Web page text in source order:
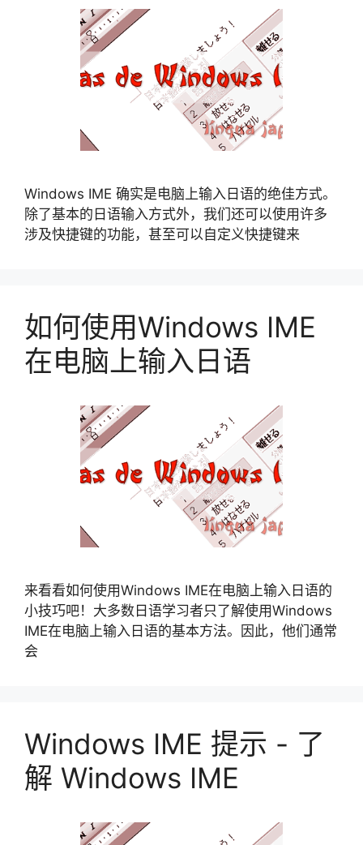
Windows IME 确实是电脑上输入日语的绝佳方式。
除了基本的日语输入方式外，我们还可以使用许多
涉及快捷键的功能，甚至可以自定义快捷键来
如何使用Windows IME
在电脑上输入日语
来看看如何使用Windows IME在电脑上输入日语的
小技巧吧！大多数日语学习者只了解使用Windows
IME在电脑上输入日语的基本方法。因此，他们通常
会
Windows IME 提示 - 了
解 Windows IME